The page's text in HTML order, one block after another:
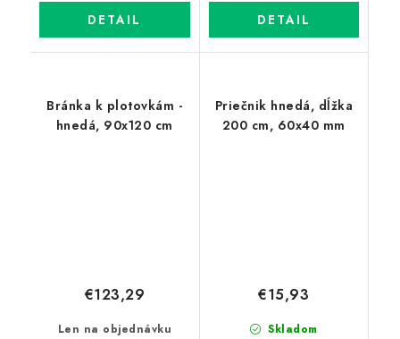
DETAIL DETAIL
Bránka k plotovkám -
hnedá, 90x120 cm
Len na objednávku
€123,29
Priečnik hnedá, dĺžka
200 cm, 60x40 mm
Skladom
€15,93